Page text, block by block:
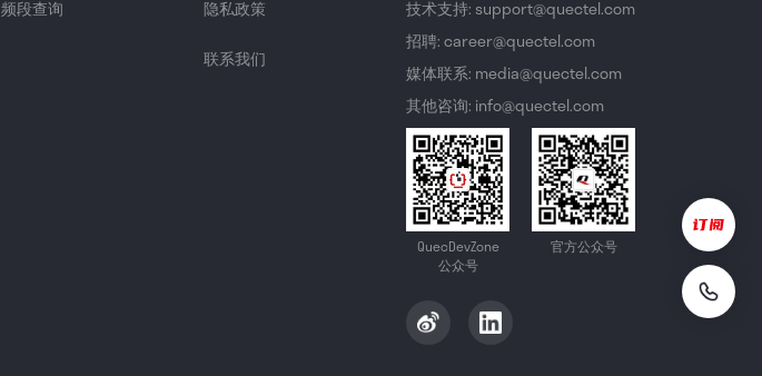
频段查询
隐私政策
联系我们
技术支持: support@quectel.com
招聘: career@quectel.com
媒体联系: media@quectel.com
其他咨询: info@quectel.com
QuecDevZone
公众号
官方公众号